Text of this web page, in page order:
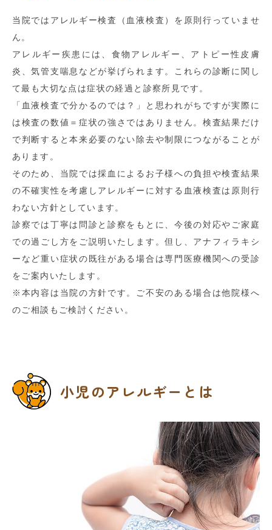
当院ではアレルギー検査（血液検査）を原則行っていませ
ん。
アレルギー疾患には、食物アレルギー、アトピー性皮膚
炎、気管支喘息などが挙げられます。これらの診断に関し
て最も大切な点は症状の経過と診察所見です。
「血液検査で分かるのでは？」と思われがちですが実際に
は検査の数値＝症状の強さではありません。検査結果だけ
で判断すると本来必要のない除去や制限につながることが
あります。
そのため、当院では採血によるお子様への負担や検査結果
の不確実性を考慮しアレルギーに対する血液検査は原則行
わない方針としています。
診察では丁寧は問診と診察をもとに、今後の対応やご家庭
での過ごし方をご説明いたします。但し、アナフィラキシ
ーなど重い症状の既往がある場合は専門医療機関への受診
をご案内いたします。
※本内容は当院の方針です。ご不安のある場合は他院様へ
のご相談もご検討ください。
小児のアレルギーとは